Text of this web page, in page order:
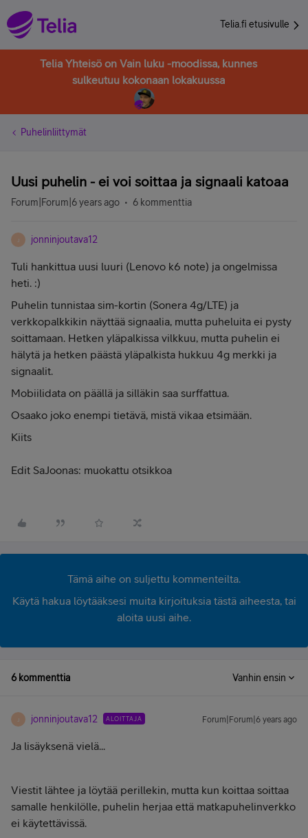
Telia.fi etusivulle
Telia Yhteisö on Vain luku -moodissa, kunnes
sulkeutuu kokonaan lokakuussa
Puhelinliittymät
Uusi puhelin - ei voi soittaa ja signaali katoaa
Forum|Forum|6 years ago 6 kommenttia
J jonninjoutava12
Tuli hankittua uusi luuri (Lenovo k6 note) ja ongelmissa
heti. :)
Puhelin tunnistaa sim-kortin (Sonera 4g/LTE) ja
verkkopalkkikin näyttää signaalia, mutta puheluita ei pysty
soittamaan. Hetken yläpalkissa vilkkuu, mutta puhelin ei
hälytä ja hetken päästä yläpalkista hukkuu 4g merkki ja
signaalit.
Mobiilidata on päällä ja silläkin saa surffattua.
Osaako joko enempi tietävä, mistä vikaa etsimään.
Kiits
Edit SaJoonas: muokattu otsikkoa
Tämä aihe on suljettu kommenteilta.
Käytä hakua löytääksesi muita kirjoituksia tästä aiheesta, tai
aloita uusi aihe.
6 kommenttia Vanhin ensin
J jonninjoutava12 ALOITTAJA Forum|Forum|6 years ago
Ja lisäyksenä vielä...
Viestit lähtee ja löytää perillekin, mutta kun koittaa soittaa
samalle henkilölle, puhelin herjaa että matkapuhelinverkko
ei käytettävissä.